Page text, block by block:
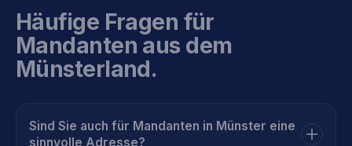
Häufige Fragen für
Mandanten aus dem
Münsterland.
Sind Sie auch für Mandanten in Münster eine
sinnvolle Adresse?